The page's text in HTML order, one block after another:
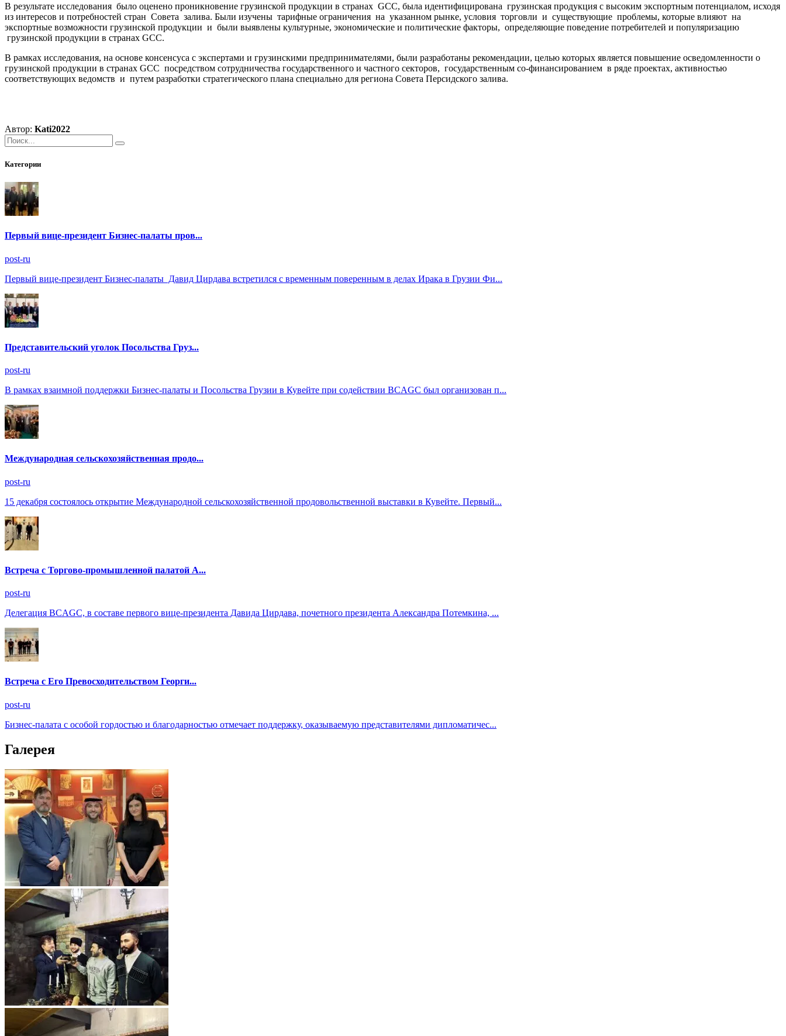
В результате исследования было оценено проникновение грузинской продукции в странах GCC, была идентифицирована ​​грузинская продукция с высоким экспортным потенциалом, исходя
из интересов и потребностей стран Совета залива. Были изучены тарифные ограничения на указанном рынке, условия торговли и существующие проблемы, которые влияют на
экспортные возможности грузинской продукции и были выявлены культурные, экономические и политические факторы, определяющие поведение потребителей и популяризацию
грузинской продукции в странах GCC.
В рамках исследования, на основе консенсуса с экспертами и грузинскими предпринимателями, были разработаны рекомендации, целью которых является повышение осведомленности о
грузинской продукции в странах GCC посредством сотрудничества государственного и частного секторов, государственным со-финансированием в ряде проектах, активностью
соответствующих ведомств и путем разработки стратегического плана специально для региона Совета Персидского залива.
Автор: Kati2022
Категории
Первый вице-президент Бизнес-палаты пров...
post-ru
Первый вице-президент Бизнес-палаты Давид Цирдава встретился с временным поверенным в делах Ирака в Грузии Фи...
Представительский уголок Посольства Груз...
post-ru
В рамках взаимной поддержки Бизнес-палаты и Посольства Грузии в Кувейте при содействии BCAGC был организован п...
Международная сельскохозяйственная продо...
post-ru
15 декабря состоялось открытие Международной сельскохозяйственной продовольственной выставки в Кувейте. Первый...
Встреча с Торгово-промышленной палатой А...
post-ru
Делегация BCAGC, в составе первого вице-президента Давида Цирдава, почетного президента Александра Потемкина, ...
Встреча с Его Превосходительством Георги...
post-ru
Бизнес-палата с особой гордостью и благодарностью отмечает поддержку, оказываемую представителями дипломатичес...
Галерея